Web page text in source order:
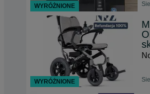
WYRÓŻNIONE
WYRÓŻNIONE